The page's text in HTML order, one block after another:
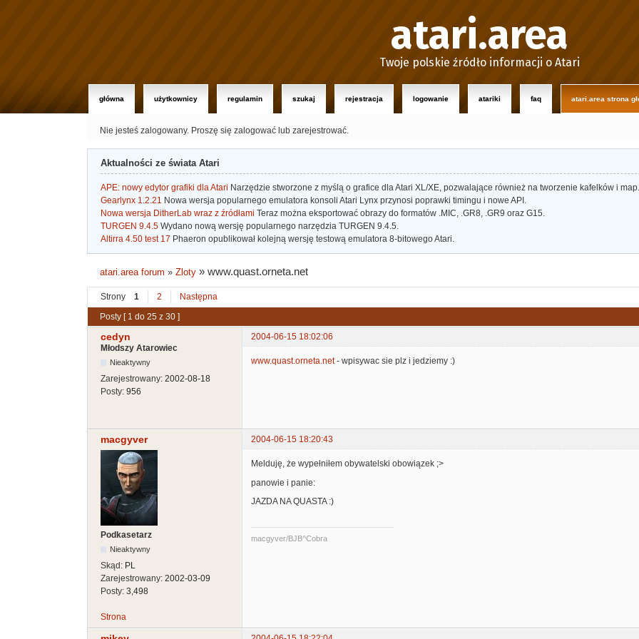
atari.area
Twoje polskie źródło informacji o Atari
główna użytkownicy regulamin szukaj rejestracja logowanie atariki faq atari.area strona
Nie jesteś zalogowany. Proszę się zalogować lub zarejestrować.
Aktualności ze świata Atari
APE: nowy edytor grafiki dla Atari Narzędzie stworzone z myślą o grafice dla Atari XL/XE, pozwalające również na tworzenie kafelków i map.
Gearlynx 1.2.21 Nowa wersja popularnego emulatora konsoli Atari Lynx przynosi poprawki timingu i nowe API.
Nowa wersja DitherLab wraz z źródłami Teraz można eksportować obrazy do formatów .MIC, .GR8, .GR9 oraz G15.
TURGEN 9.4.5 Wydano nową wersję popularnego narzędzia TURGEN 9.4.5.
Altirra 4.50 test 17 Phaeron opublikował kolejną wersję testową emulatora 8-bitowego Atari.
atari.area forum »Zloty »www.quast.orneta.net
Strony 1 2
Następna
Posty [ 1 do 25 z 30 ]
cedyn
2004-06-15 18:02:06
Młodszy Atarowiec
Nieaktywny
Zarejestrowany: 2002-08-18
Posty: 956
www.quast.orneta.net- wpisywac sie plz i jedziemy :)
macgyver 2004-06-15 18:20:43
Podkasetarz
Nieaktywny
Skąd: PL
Zarejestrowany: 2002-03-09
Posty: 3,498
Melduję, że wypełniłem obywatelski obowiązek ;>
panowie i panie:
JAZDA NA QUASTA :)
macgyver/BJB^Cobra
Strona